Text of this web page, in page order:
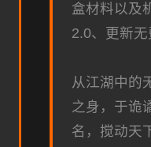
盒材料以及
2.0、更新
从江湖中的
之身，于诡
名，搅动天